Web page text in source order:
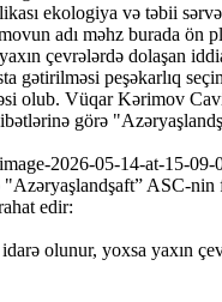
ekologiya və təbii
adı məhz burada ön
çevrələrdə dolaşan
gətirilməsi peşəkarlıq
olub. Vüqar Kərimov
görə
ASC-nin
edir:
olunur, yoxsa yaxın